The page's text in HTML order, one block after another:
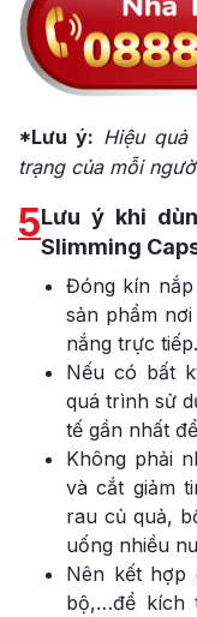
*Lưu ý: Hiệu
trạng của mỗi
5Lưu ý khi
Slimming
Đóng kín
sản phẩm
nắng trực tiếp.
Nếu có bất
quá trình sử
tế gần nhất
Không phải
và cắt giảm
rau củ quả,
uống nhiều
Nên kết hợp
bộ,…để kích